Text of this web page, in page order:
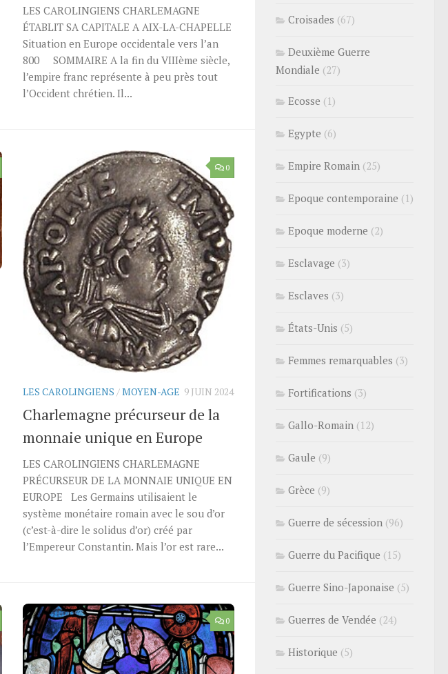
LES CAROLINGIENS CHARLEMAGNE
ÉTABLIT SA CAPITALE A AIX-LA-CHAPELLE
Situation en Europe occidentale vers l’an
800 SOMMAIRE A la fin du VIIIème siècle,
l’empire franc représente à peu près tout
l’Occident chrétien. Il...
0
LES CAROLINGIENS /MOYEN-AGE 9 JUIN 2024
Charlemagne précurseur de la
monnaie unique en Europe
LES CAROLINGIENS CHARLEMAGNE
PRÉCURSEUR DE LA MONNAIE UNIQUE EN
EUROPE Les Germains utilisaient le
système monétaire romain avec le sou d’or
(c’est-à-dire le solidus d’or) créé par
l’Empereur Constantin. Mais l’or est rare...
0
Croisades (67)
Deuxième Guerre
Mondiale (27)
Ecosse (1)
Egypte (6)
Empire Romain (25)
Epoque contemporaine (1)
Epoque moderne (2)
Esclavage (3)
Esclaves (3)
États-Unis (5)
Femmes remarquables (3)
Fortifications (3)
Gallo-Romain (12)
Gaule (9)
Grèce (9)
Guerre de sécession (96)
Guerre du Pacifique (15)
Guerre Sino-Japonaise (5)
Guerres de Vendée (24)
Historique (5)